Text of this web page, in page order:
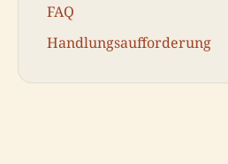
FAQ
Handlungsaufforderung